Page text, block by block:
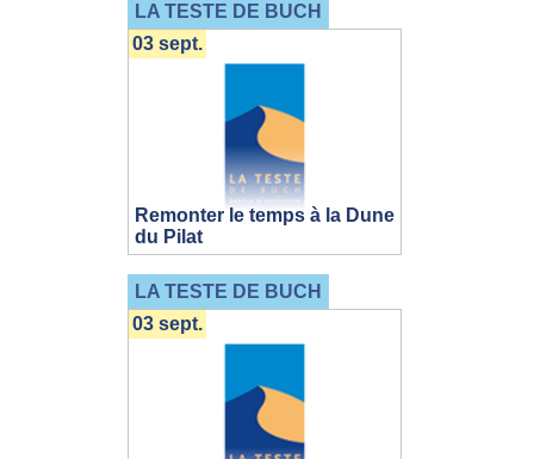
LA TESTE DE BUCH
Remonter le temps à la Dune
du Pilat
03 sept.
LA TESTE DE BUCH
03 sept.